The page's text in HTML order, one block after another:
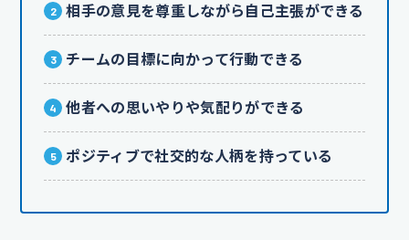
相手の意見を尊重しながら自己主張ができる
チームの目標に向かって行動できる
他者への思いやりや気配りができる
ポジティブで社交的な人柄を持っている